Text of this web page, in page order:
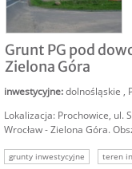
Grunt PG pod
Zielona Góra
inwestycyjne:dolnośląskie ,
Lokalizacja: Prochowice, ul.
Wrocław - Zielona Góra.
grunty inwestycyjne teren